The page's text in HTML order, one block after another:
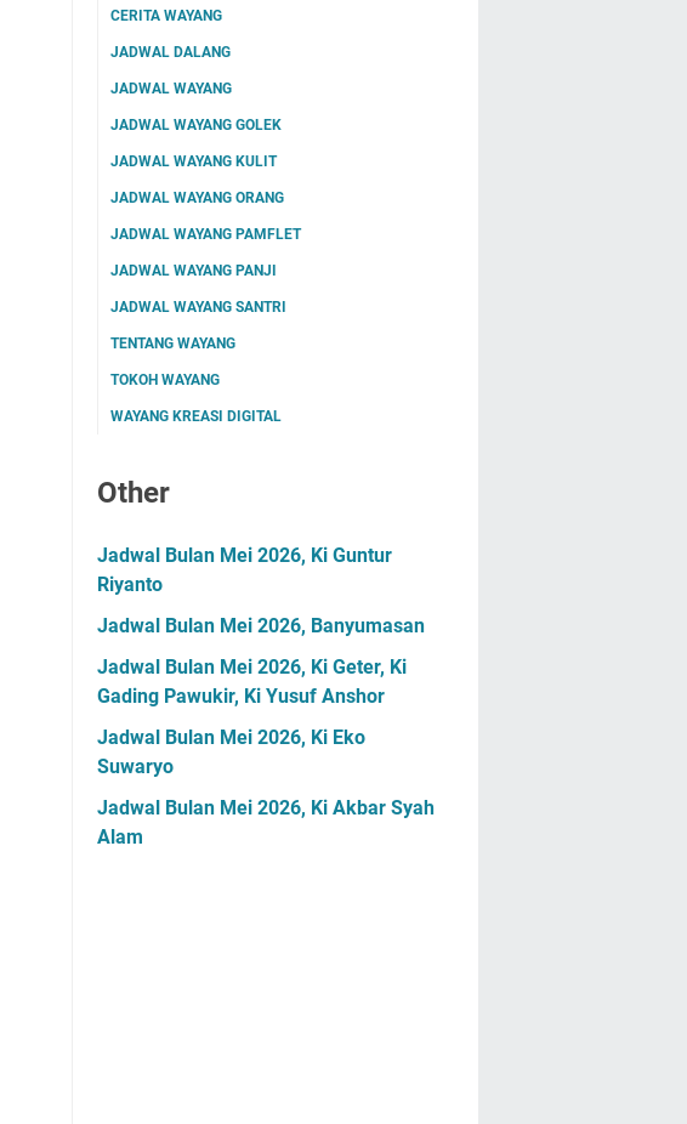
CERITA WAYANG
JADWAL DALANG
JADWAL WAYANG
JADWAL WAYANG GOLEK
JADWAL WAYANG KULIT
JADWAL WAYANG ORANG
JADWAL WAYANG PAMFLET
JADWAL WAYANG PANJI
JADWAL WAYANG SANTRI
TENTANG WAYANG
TOKOH WAYANG
WAYANG KREASI DIGITAL
Other
Jadwal Bulan Mei 2026, Ki Guntur
Riyanto
Jadwal Bulan Mei 2026, Banyumasan
Jadwal Bulan Mei 2026, Ki Geter, Ki
Gading Pawukir, Ki Yusuf Anshor
Jadwal Bulan Mei 2026, Ki Eko
Suwaryo
Jadwal Bulan Mei 2026, Ki Akbar Syah
Alam